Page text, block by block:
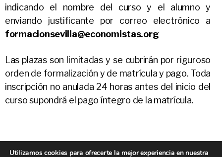
indicando el nombre del curso y el alumno y
enviando justificante por correo electrónico a
formacionsevilla@economistas.org
Las plazas son limitadas y se cubrirán por riguroso
orden de formalización y de matrícula y pago. Toda
inscripción no anulada 24 horas antes del inicio del
curso supondrá el pago íntegro de la matrícula.
Utilizamos cookies para ofrecerte la mejor experiencia en nuestra